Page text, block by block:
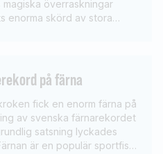
överraskningar
enorma skörd av stora
på färna
fick en enorm färna på
av svenska färnarekordet
satsning lyckades
är en populär sportfisk,